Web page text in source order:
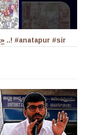
..! #anatapur #sir